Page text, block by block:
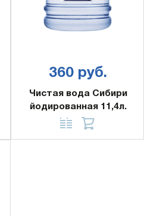
360 руб.
Чистая вода Сибири
йодированная 11,4л.